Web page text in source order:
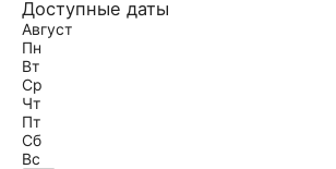
Доступные даты
Август
Пн
Вт
Ср
Чт
Пт
Сб
Вс